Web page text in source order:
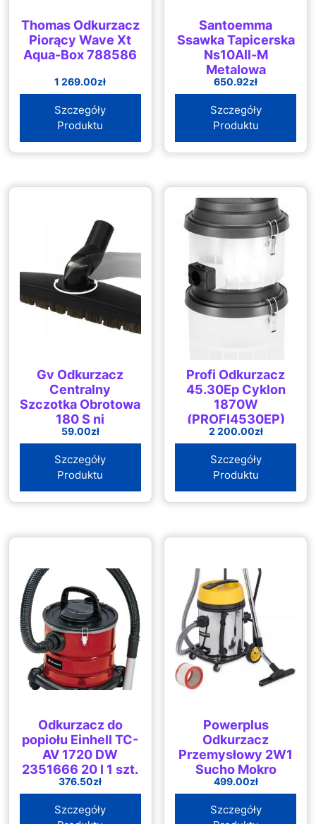
Thomas Odkurzacz
Piorący Wave Xt
Aqua-Box 788586
1 269.00zł
Szczegóły
Produktu
Santoemma
Ssawka Tapicerska
Ns10All-M
Metalowa
650.92zł
Szczegóły
Produktu
Gv Odkurzacz
Centralny
Szczotka Obrotowa
180 S ni
59.00zł
Szczegóły
Produktu
Profi Odkurzacz
45.30Ep Cyklon
1870W
(PROFI4530EP)
2 200.00zł
Szczegóły
Produktu
Odkurzacz do
popiołu Einhell TC-
AV 1720 DW
2351666 20 l 1 szt.
376.50zł
Szczegóły
Powerplus
Odkurzacz
Przemysłowy 2W1
Sucho Mokro
2400W 60L
499.00zł
Szczegóły